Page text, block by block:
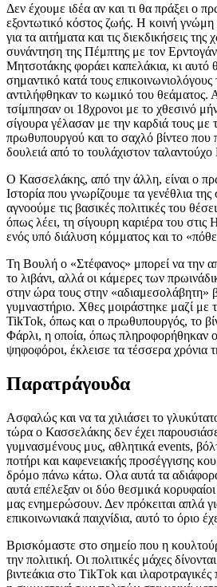
Δεν έχουμε ιδέα αν και τι θα πράξει ο
εξοντωτικό κόστος ζωής. Η κοινή γνώμη
για τα αιτήματα και τις διεκδικήσεις
συνάντηση της Πέμπτης με τον
Μητσοτάκης φοράει καπελάκια, κι
σημαντικό κατά τους
αντιλήφθηκαν το κωμικό του
τσίμπησαν οι 18χρονοι με το χθεσινό
σίγουρα γέλασαν με την καρδιά τους με
πρωθυπουργού και το σαχλό βίντεο που
δουλειά από το τουλάχιστον
Ο Κασσελάκης, από την άλλη, είναι ο
Ιστορία που γνωρίζουμε τα γενέθλια
αγνοούμε τις βασικές πολιτικές του
όπως λέει, τη σίγουρη καριέρα του στις
ενός υπό διάλυση κόμματος και το
Τη Βουλή ο «Στέφανος» μπορεί να την
το λιβάνι, αλλά οι κάμερες των
στην ώρα τους στην «αδιαμεσολάβητη»
γυμναστήριο. Χθες μοιράστηκε μαζί με
TikTok, όπως και ο πρωθυπουργός, το
Φάρλι, η οποία, όπως πληροφορήθηκαν
ψηφοφόροι, έκλεισε τα τέσσερα χρόνια
Παρατράγουδα
Ασφαλώς και να τα χιλιάσει το
τώρα ο Κασσελάκης δεν έχει
γυμνασμένους μυς, αθλητικά events,
ποτήρι και καφενειακής προσέγγισης
δρόμο πάνω κάτω. Ολα αυτά τα
αυτά επέλεξαν οι δύο θεσμικά
μας ενημερώσουν. Δεν πρόκειται απλά
επικοινωνιακά παιχνίδια, αυτό το όριο
Βρισκόμαστε στο σημείο που η
την πολιτική. Οι πολιτικές μάχες
βιντεάκια στο ΤikΤok και